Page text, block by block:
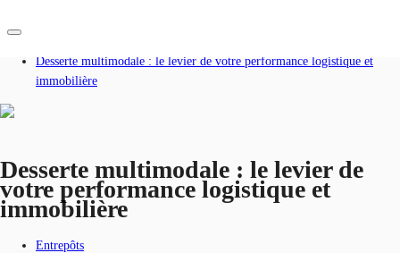
Données marchés
Pourquoi JLL?
NxT
Desserte multimodale : le levier de votre performance logistique et
immobilière
Desserte multimodale : le levier de
votre performance logistique et
immobilière
Entrepôts